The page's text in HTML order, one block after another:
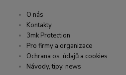
O nás
Kontakty
3mk Protection
Pro firmy a organizace
Ochrana os. údajů a cookies
Návody, tipy, news